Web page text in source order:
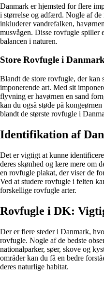
Danmark er hjemsted for flere
i størrelse og adfærd. Nogle af de
inkluderer vandrefalken,
musvågen. Disse rovfugle spiller
balancen i naturen.
Store Rovfugle i
Blandt de store rovfugle, der kan
imponerende art. Med sit
flyvning er havørnen en sand
kan du også støde på
blandt de største rovfugle i
Identifikation af
Det er vigtigt at kunne
deres skønhed og lære mere om
en rovfugle plakat, der viser de
Ved at studere rovfugle i felten
forskellige rovfugle arter.
Rovfugle i DK:
Der er flere steder i Danmark,
rovfugle. Nogle af de bedste
nationalparker, søer, skove og
områder kan du få en bedre
deres naturlige habitat.